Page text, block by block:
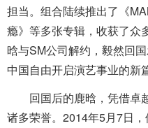
担当。组合陆续推出了《
瘾》等多张专辑，收获了众
晗与SM公司解约，毅然回
中国自由开启演艺事业的新
回国后的鹿晗，凭借卓
诸多荣誉。2014年5月7日